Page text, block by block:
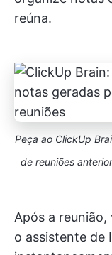
reúna.
Peça ao ClickUp
de reuniões
Após a
o assistente de